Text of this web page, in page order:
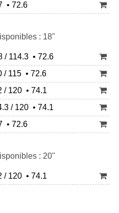
• 72.6
: 18"
/ 114.3 • 72.6
/ 115 • 72.6
/ 120 • 74.1
/ 120 • 74.1
• 72.6
: 20"
/ 120 • 74.1